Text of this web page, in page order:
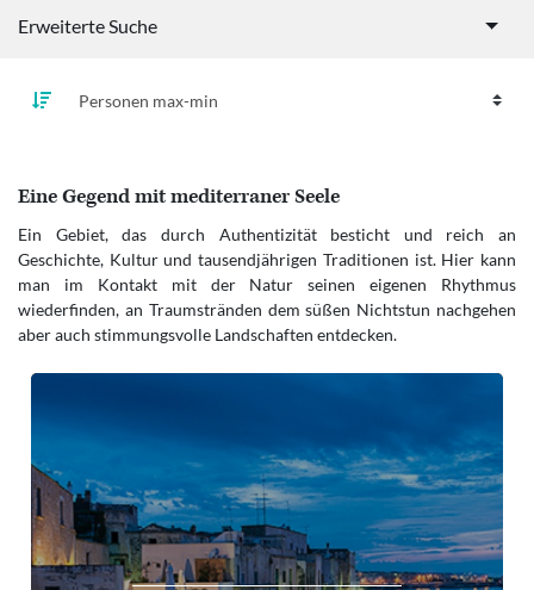
Erweiterte Suche
Eine Gegend mit mediterraner Seele
Ein Gebiet, das durch Authentizität besticht und reich an
Geschichte, Kultur und tausendjährigen Traditionen ist. Hier kann
man im Kontakt mit der Natur seinen eigenen Rhythmus
wiederfinden, an Traumstränden dem süßen Nichtstun nachgehen
aber auch stimmungsvolle Landschaften entdecken.